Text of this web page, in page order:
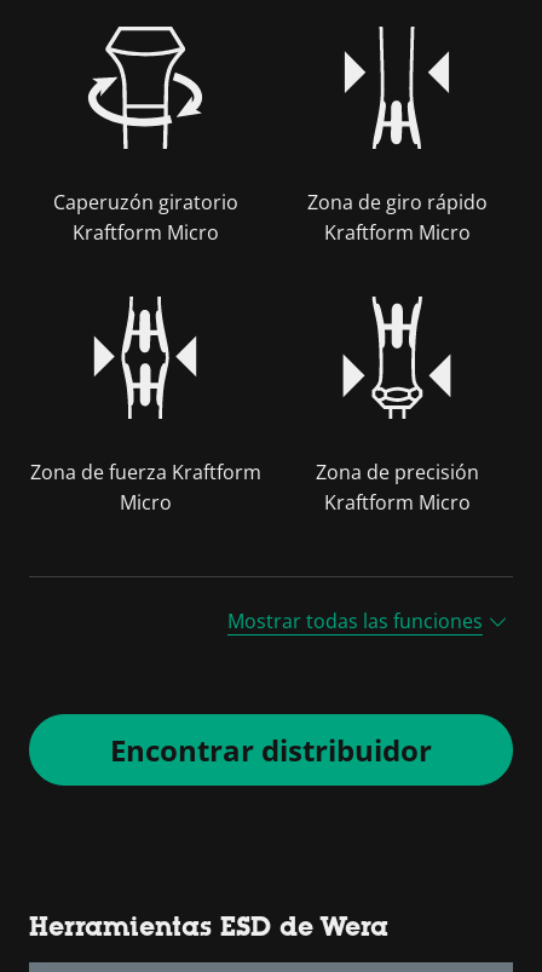
Caperuzón giratorio
Kraftform Micro
Zona de giro rápido
Kraftform Micro
Zona de fuerza Kraftform
Micro
Zona de precisión
Kraftform Micro
Mostrar todas las funciones
Encontrar distribuidor
Herramientas ESD de Wera